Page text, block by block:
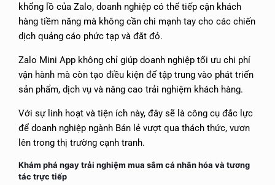
khổng lồ của Zalo, doanh nghiệp có thể tiếp cận khách
hàng tiềm năng mà không cần chi mạnh tay cho các chiến
dịch quảng cáo phức tạp và đắt đỏ.
Zalo Mini App không chỉ giúp doanh nghiệp tối ưu chi phí
vận hành mà còn tạo điều kiện để tập trung vào phát triển
sản phẩm, dịch vụ và nâng cao trải nghiệm khách hàng.
Với sự linh hoạt và tiện ích này, đây sẽ là công cụ đắc lực
để doanh nghiệp ngành Bán lẻ vượt qua thách thức, vươn
lên trong thị trường cạnh tranh.
Khám phá ngay trải nghiệm mua sắm cá nhân hóa và tương
tác trực tiếp